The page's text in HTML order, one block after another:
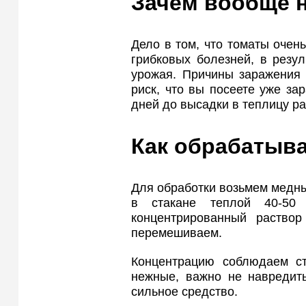
Дело в том, что томаты
грибковых болезней, в
урожая. Причины заражения
риск, что вы посеете уже
дней до высадки в теплицу
Как
Для обработки возьмем
в стакане теплой 40-50
концентрированный
перемешиваем.
Концентрацию соблюдаем
нежные, важно не
сильное средство.